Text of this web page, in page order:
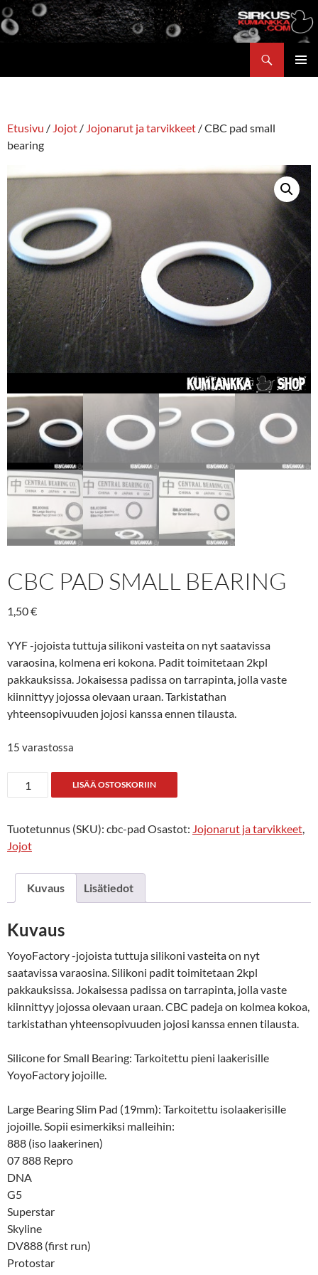
Siirry
sisältöön
Etusivu / Jojot / Jojonarut ja tarvikkeet / CBC pad small
bearing
CBC PAD SMALL BEARING
1,50€
YYF -jojoista tuttuja silikoni vasteita on nyt saatavissa
varaosina, kolmena eri kokona. Padit toimitetaan 2kpl
pakkauksissa. Jokaisessa padissa on tarrapinta, jolla vaste
kiinnittyy jojossa olevaan uraan. Tarkistathan
yhteensopivuuden jojosi kanssa ennen tilausta.
15 varastossa
CBC
pad
bearing
määrä
LISÄÄ OSTOSKORIIN
Tuotetunnus (SKU): cbc-pad Osastot: Jojonarut ja tarvikkeet,
Jojot
Kuvaus Lisätiedot
Kuvaus
YoyoFactory -jojoista tuttuja silikoni vasteita on nyt
saatavissa varaosina. Silikoni padit toimitetaan 2kpl
pakkauksissa. Jokaisessa padissa on tarrapinta, jolla vaste
kiinnittyy jojossa olevaan uraan. CBC padeja on kolmea kokoa,
tarkistathan yhteensopivuuden jojosi kanssa ennen tilausta.
Silicone for Small Bearing: Tarkoitettu pieni laakerisille
YoyoFactory jojoille.
Large Bearing Slim Pad (19mm): Tarkoitettu isolaakerisille
jojoille. Sopii esimerkiksi malleihin:
888 (iso laakerinen)
07 888 Repro
DNA
G5
Superstar
Skyline
DV888 (first run)
Protostar